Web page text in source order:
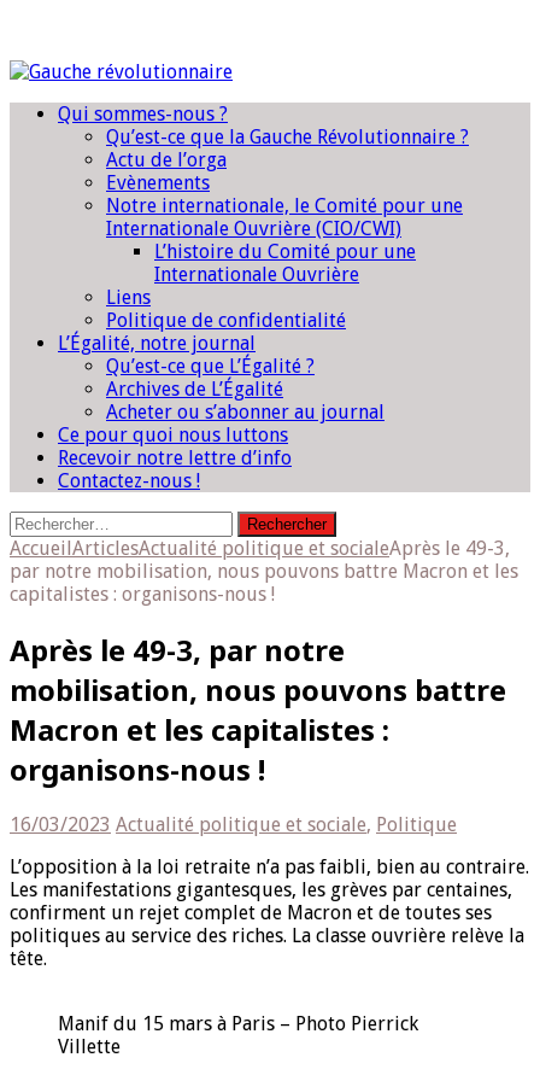
Qui sommes-nous ?
Qu’est-ce que la Gauche Révolutionnaire ?
Actu de l’orga
Evènements
Notre internationale, le Comité pour une
Internationale Ouvrière (CIO/CWI)
L’histoire du Comité pour une
Internationale Ouvrière
Liens
Politique de confidentialité
L’Égalité, notre journal
Qu’est-ce que L’Égalité ?
Archives de L’Égalité
Acheter ou s’abonner au journal
Ce pour quoi nous luttons
Recevoir notre lettre d’info
Contactez-nous !
Rechercher :
AccueilArticlesActualité politique et socialeAprès le 49-3,
par notre mobilisation, nous pouvons battre Macron et les
capitalistes : organisons-nous !
Après le 49-3, par notre
mobilisation, nous pouvons battre
Macron et les capitalistes :
organisons-nous !
16/03/2023 Actualité politique et sociale, Politique
L’opposition à la loi retraite n’a pas faibli, bien au contraire.
Les manifestations gigantesques, les grèves par centaines,
confirment un rejet complet de Macron et de toutes ses
politiques au service des riches. La classe ouvrière relève la
tête.
Manif du 15 mars à Paris – Photo Pierrick
Villette